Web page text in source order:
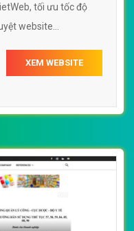
tối ưu tốc độ
website
XEM WEBSITE